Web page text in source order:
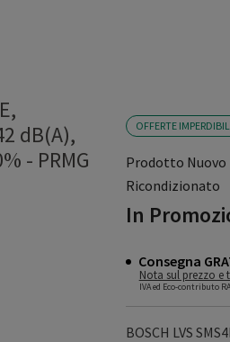
dB(A),
- PRMG
OFFERTE
Prodotto Nuovo
Ricondizionato
In
Consegna
Nota sul prezzo e
IVA ed Eco-contributo
BOSCH LVS